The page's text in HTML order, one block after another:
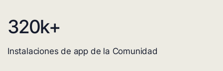
320k+
Instalaciones de app de la Comunidad